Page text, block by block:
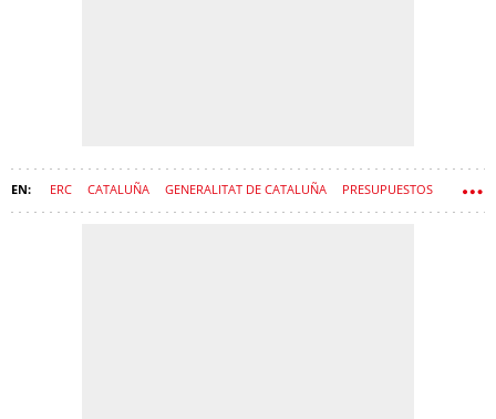
ERC CATALUÑA GENERALITAT DE CATALUÑA PRESUPUESTOS